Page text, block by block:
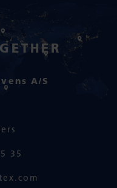
A/S
35